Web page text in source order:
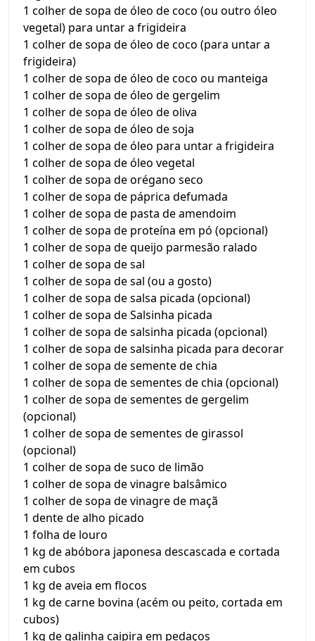
1 colher de sopa de óleo de coco (ou outro óleo
vegetal) para untar a frigideira
1 colher de sopa de óleo de coco (para untar a
frigideira)
1 colher de sopa de óleo de coco ou manteiga
1 colher de sopa de óleo de gergelim
1 colher de sopa de óleo de oliva
1 colher de sopa de óleo de soja
1 colher de sopa de óleo para untar a frigideira
1 colher de sopa de óleo vegetal
1 colher de sopa de orégano seco
1 colher de sopa de páprica defumada
1 colher de sopa de pasta de amendoim
1 colher de sopa de proteína em pó (opcional)
1 colher de sopa de queijo parmesão ralado
1 colher de sopa de sal
1 colher de sopa de sal (ou a gosto)
1 colher de sopa de salsa picada (opcional)
1 colher de sopa de Salsinha picada
1 colher de sopa de salsinha picada (opcional)
1 colher de sopa de salsinha picada para decorar
1 colher de sopa de semente de chia
1 colher de sopa de sementes de chia (opcional)
1 colher de sopa de sementes de gergelim
(opcional)
1 colher de sopa de sementes de girassol
(opcional)
1 colher de sopa de suco de limão
1 colher de sopa de vinagre balsâmico
1 colher de sopa de vinagre de maçã
1 dente de alho picado
1 folha de louro
1 kg de abóbora japonesa descascada e cortada
em cubos
1 kg de aveia em flocos
1 kg de carne bovina (acém ou peito, cortada em
cubos)
1 kg de galinha caipira em pedaços